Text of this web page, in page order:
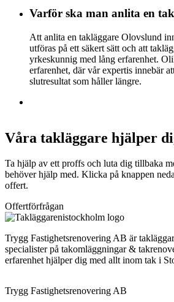
Varför ska man anlita en
Att anlita en takläggare Olovslund
utföras på ett säkert sätt och att
yrkeskunnig med lång erfarenhet.
erfarenhet, där vår expertis innebär
slutresultat som håller längre.
Våra takläggare hjälper
Ta hjälp av ett proffs och luta dig tillbaka
behöver hjälp med. Klicka på knappen
offert.
Offertförfrågan
Trygg Fastighetsrenovering AB är
specialister på takomläggningar &
erfarenhet hjälper dig med allt inom tak i
Trygg Fastighetsrenovering AB